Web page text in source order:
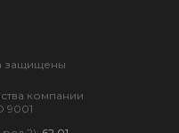
защищены
компании
9001